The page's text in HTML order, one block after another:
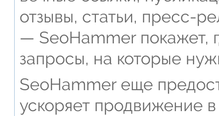
отзывы, статьи, пресс-
— SeoHammer покажет,
запросы, на которые
SeoHammer еще
ускоряет продвижение